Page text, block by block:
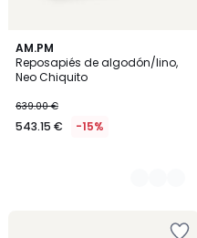
AM.PM
Reposapiés de algodón/lino,
Neo Chiquito
639.00 €
543.15 € -15%
3
Colores